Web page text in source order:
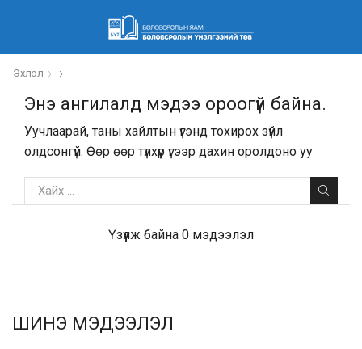
Эхлэл
Энэ ангилалд мэдээ ороогүй байна.
Уучлаарай, таны хайлтын үгэнд тохирох зүйл
олдсонгүй. Өөр өөр түлхүүр үгээр дахин оролдоно уу
Үзүүлж байна 0 мэдээлэл
ШИНЭ МЭДЭЭЛЭЛ